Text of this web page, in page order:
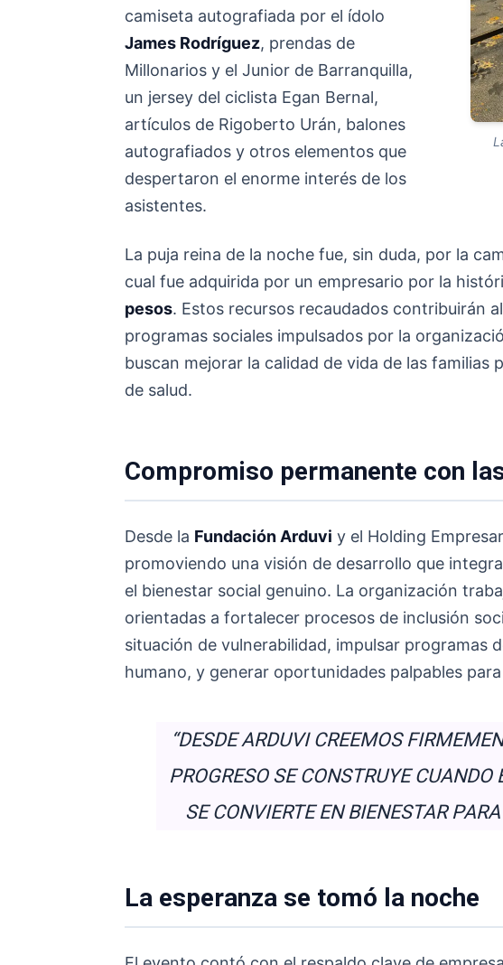
camiseta autografiada por el ídolo
James Rodríguez, prendas de
Millonarios y el Junior de Barranquilla,
un jersey del ciclista Egan Bernal,
artículos de Rigoberto Urán, balones
autografiados y otros elementos que
despertaron el enorme interés de los
asistentes.
La puja reina de la noche fue, sin duda, por la
cual fue adquirida por un empresario por la
pesos. Estos recursos recaudados contribuirán
programas sociales impulsados por la
buscan mejorar la calidad de vida de las familias
de salud.
Compromiso permanente con
Desde la Fundación Arduvi y el Holding
promoviendo una visión de desarrollo que
el bienestar social genuino. La organización
orientadas a fortalecer procesos de inclusión
situación de vulnerabilidad, impulsar programas
humano, y generar oportunidades palpables
“DESDE ARDUVI CREEMOS
PROGRESO SE CONSTRUYE
SE CONVIERTE EN BIENESTAR
La esperanza se tomó la noche